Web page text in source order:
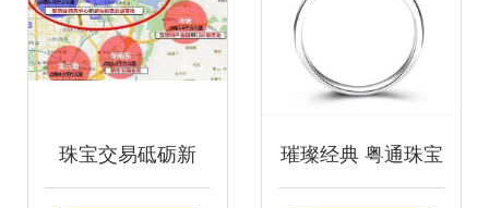
珠宝交易砥砺新 璀璨经典 粤通珠宝